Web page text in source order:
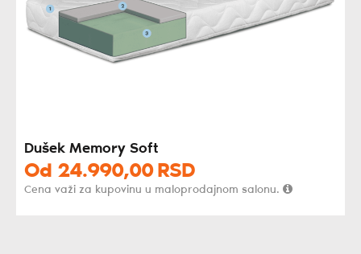
Dušek Memory Soft
Od 24.990,00 RSD
Cena važi za kupovinu u maloprodajnom salonu.